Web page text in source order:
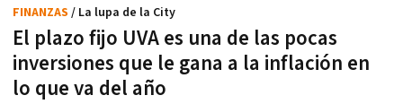
El plazo fijo UVA es una de las pocas
inversiones que le gana a la inflación en
lo que va del año
FINANZAS / La lupa de la City